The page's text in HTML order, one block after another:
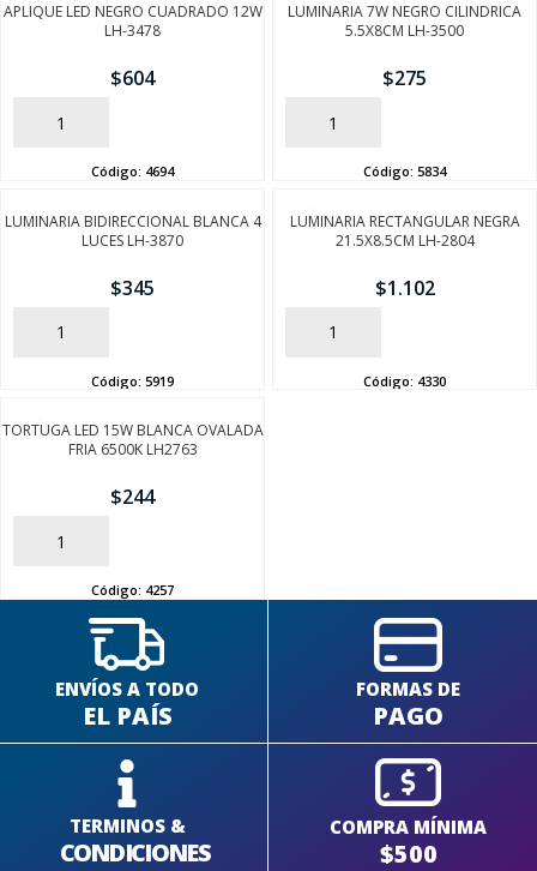
APLIQUE LED NEGRO CUADRADO 12W
LH-3478
$604
AÑADIR
Código: 4694
LUMINARIA 7W NEGRO CILINDRICA
5.5X8CM LH-3500
$275
AÑADIR
Código: 5834
LUMINARIA BIDIRECCIONAL BLANCA 4
LUCES LH-3870
$345
AÑADIR
Código: 5919
LUMINARIA RECTANGULAR NEGRA
21.5X8.5CM LH-2804
$1.102
AÑADIR
Código: 4330
TORTUGA LED 15W BLANCA OVALADA
FRIA 6500K LH2763
$244
AÑADIR
Código: 4257
ENVÍOS A TODO
EL PAÍS
FORMAS DE
PAGO
TERMINOS &
CONDICIONES
COMPRA MÍNIMA
$500
SEGUÍ COMPRANDO